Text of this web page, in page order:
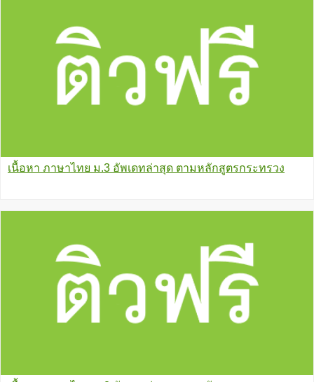
เนื้อหา ภาษาไทย ม.3 อัพเดทล่าสุด ตามหลักสูตรกระทรวง